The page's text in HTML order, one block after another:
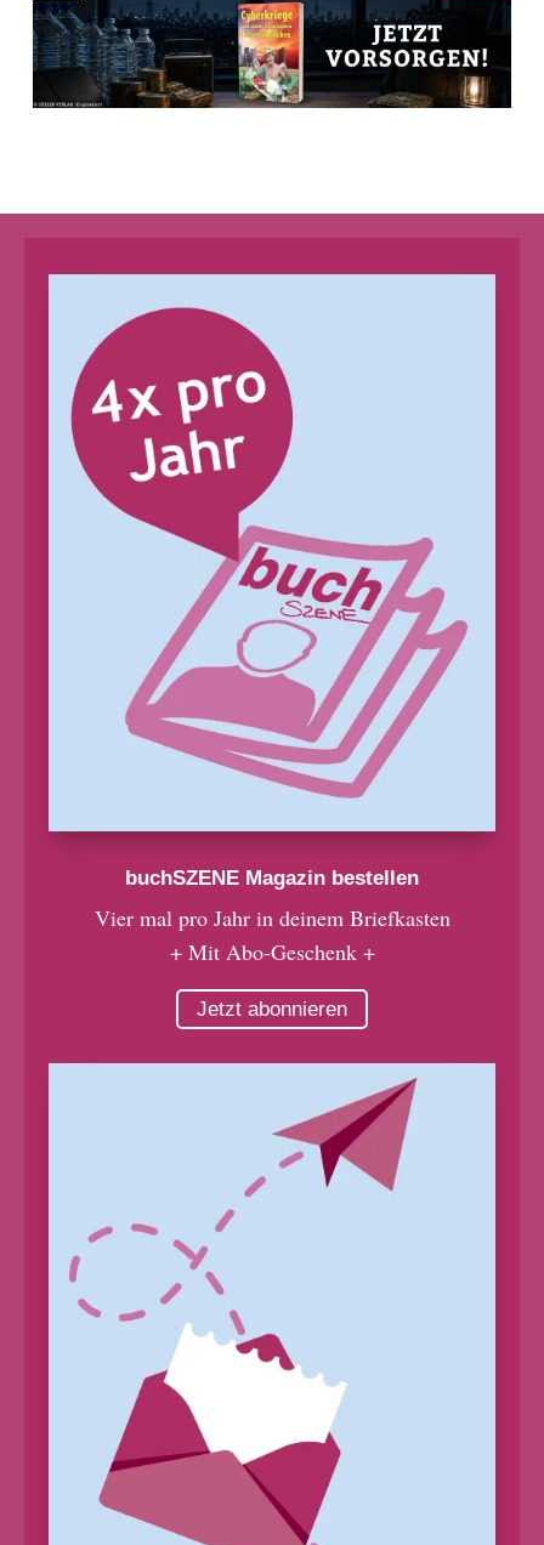
buchSZENE Magazin bestellen
Vier mal pro Jahr in deinem Briefkasten
+ Mit Abo-Geschenk +
Jetzt abonnieren